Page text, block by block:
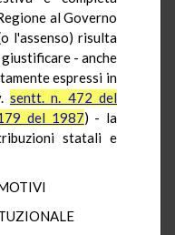
al Governo
l'assenso) risulta
- anche
espressi in
sentt. n. 472 del
del 1987) - la
statali e